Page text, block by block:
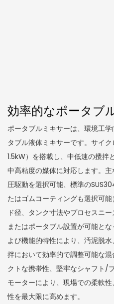
効率的なポータブ
ポータブルミキサーは、環境工
タブル液体ミキサーです。サイ
1.5kW）を搭載し、中低速の攪拌
中高粘度の媒体に対応します。
圧駆動を選択可能、標準の
たはゴムコーティングも選択可
ド径、タンク寸法やプロセスニ
またはポータブル設置が可能と
よび機能的特性により、汚泥脱
拌において効率的で調整可能な
クトな携帯性、堅牢なシャフト/
モーターにより、現場での柔軟
性を最大限に高めます。